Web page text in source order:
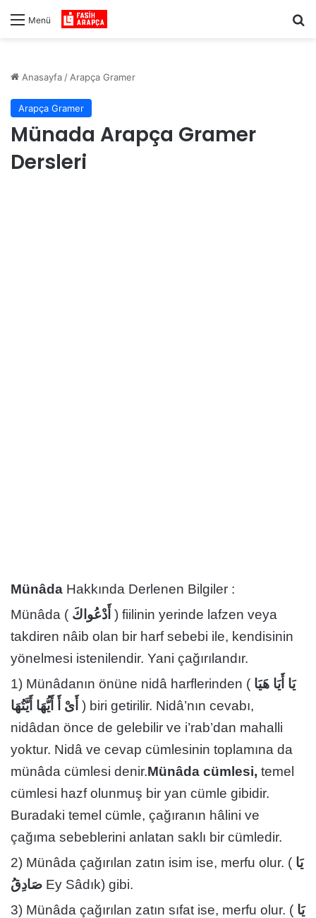
Menü
Anasayfa / Arapça Gramer
Arapça Gramer
Münada Arapça Gramer
Dersleri
Münâda Hakkında Derlenen Bilgiler :
Münâda ( أَدْعُواكَ ) fiilinin yerinde lafzen veya
takdiren nâib olan bir harf sebebi ile, kendisinin
yönelmesi istenilendir. Yani çağırılandır.
1) Münâdanın önüne nidâ harflerinden ( يَا أَيَا هَيَا
أَىْ أَ أَيُّهَا أَيَّتُهَا ) biri getirilir. Nidâ’nın cevabı,
nidâdan önce de gelebilir ve i’rab’dan mahalli
yoktur. Nidâ ve cevap cümlesinin toplamına da
münâda cümlesi denir.Münâda cümlesi, temel
cümlesi hazf olunmuş bir yan cümle gibidir.
Buradaki temel cümle, çağıranın hâlini ve
çağıma sebeblerini anlatan saklı bir cümledir.
2) Münâda çağırılan zatın isim ise, merfu olur. ( يَا
صَادِقُ Ey Sâdık) gibi.
3) Münâda çağırılan zatın sıfat ise, merfu olur. ( يَا